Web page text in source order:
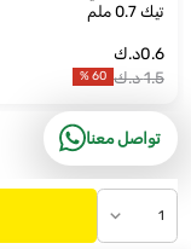
1
تيك 0.7 ملم
0.6د.ك
1.5د.ك 60
%
تواصل معنا